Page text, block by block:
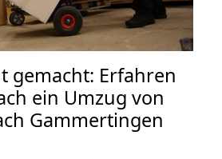
gemacht: Erfahren
ein Umzug von
Gammertingen